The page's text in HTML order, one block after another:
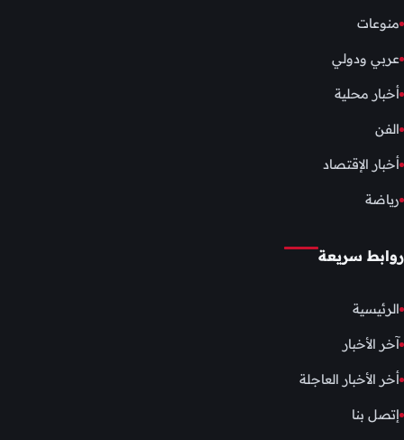
منوعات
عربي ودولي
أخبار محلية
الفن
أخبار الإقتصاد
رياضة
روابط سريعة
الرئيسية
آخر الأخبار
أخر الأخبار العاجلة
إتصل بنا